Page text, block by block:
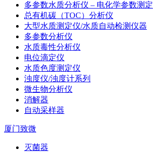
多参数水质分析仪 – 电化学参数测定
总有机碳（TOC）分析仪
大型水质测定仪/水质自动检测仪器
多参数分析仪
水质毒性分析仪
电位滴定仪
水质色度测定仪
浊度仪/浊度计系列
微生物分析仪
消解器
自动采样器
厦门致微
灭菌器